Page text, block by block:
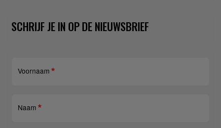
SCHRIJF JE IN OP DE NIEUWSBRIEF
Voornaam
Naam